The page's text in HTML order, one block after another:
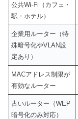
公共Wi-Fi（カフェ・
駅・ホテル）
企業用ルーター（特
殊暗号化やVLAN設
定あり）
MACアドレス制限が
有効なルーター
古いルーター（WEP
暗号化のみ対応）